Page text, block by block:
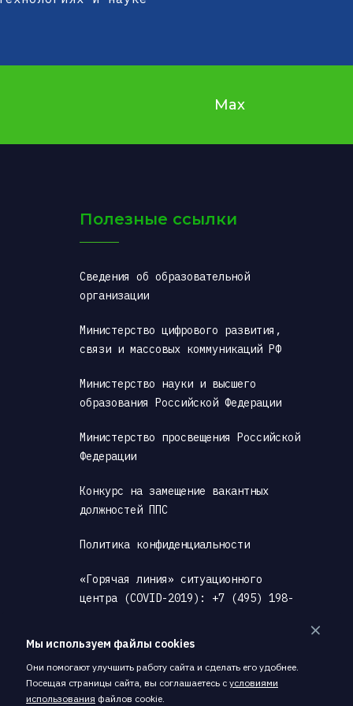
Max
Полезные ссылки
Сведения об образовательной
организации
Министерство цифрового развития,
связи и массовых коммуникаций РФ
Министерство науки и высшего
образования Российской Федерации
Министерство просвещения Российской
Федерации
Конкурс на замещение вакантных
должностей ППС
Политика конфиденциальности
«Горячая линия» ситуационного
центра (COVID-2019): +7 (495) 198-
Антитеррористическая деятельность
Скачать PDF, содержащий материалы
Мы используем файлы cookies
Они помогают улучшить работу сайта и сделать его удобнее.
Посещая страницы сайта, вы соглашаетесь с условиями
использования файлов cookie.